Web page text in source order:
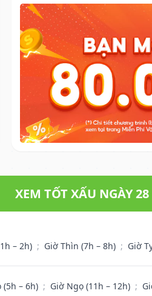
XEM TỐT XẤU NGÀY
– 2h) ; Giờ Thìn (7h – 8h) ; Giờ
(5h – 6h) ; Giờ Ngọ (11h – 12h) ;